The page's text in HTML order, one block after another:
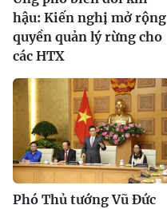
hậu: Kiến nghị mở rộng
quyền quản lý rừng cho
các HTX
Phó Thủ tướng Vũ Đức